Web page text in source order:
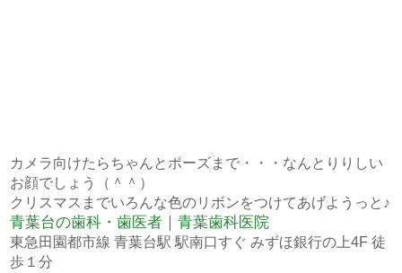
カメラ向けたらちゃんとポーズまで・・・なんとりりしい
お顔でしょう（＾＾）
クリスマスまでいろんな色のリボンをつけてあげようっと♪
青葉台の歯科・歯医者｜青葉歯科医院
東急田園都市線 青葉台駅 駅南口すぐ みずほ銀行の上4F 徒
歩１分